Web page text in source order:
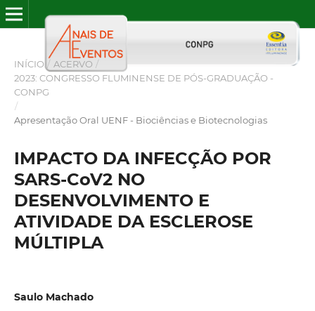
INÍCIO / ACERVO /
2023: CONGRESSO FLUMINENSE DE PÓS-GRADUAÇÃO -
CONPG
/
Apresentação Oral UENF - Biociências e Biotecnologias
IMPACTO DA INFECÇÃO POR
SARS-CoV2 NO
DESENVOLVIMENTO E
ATIVIDADE DA ESCLEROSE
MÚLTIPLA
Saulo Machado